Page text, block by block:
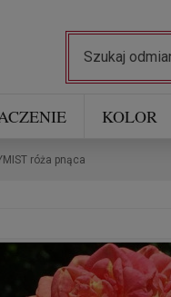
KOLOR
róża pnąca